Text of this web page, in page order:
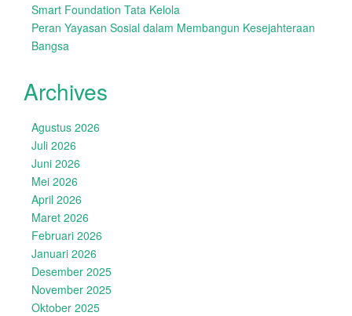
Smart Foundation Tata Kelola
Peran Yayasan Sosial dalam Membangun Kesejahteraan
Bangsa
Archives
Agustus 2026
Juli 2026
Juni 2026
Mei 2026
April 2026
Maret 2026
Februari 2026
Januari 2026
Desember 2025
November 2025
Oktober 2025